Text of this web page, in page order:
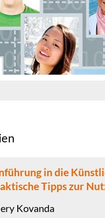
in die
Tipps zur
Kovanda